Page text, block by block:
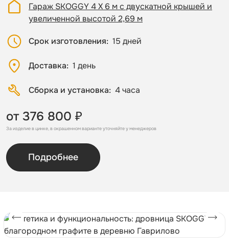
Гараж SKOGGY 4 Х 6 м с двускатной крышей и
увеличенной высотой 2,69 м
Срок изготовления 15 дней
Доставка 1 день
Сборка и установка 4 часа
от 376 800 ₽
За изделие в цинке, в окрашенном варианте уточняйте у менеджеров
Подробнее